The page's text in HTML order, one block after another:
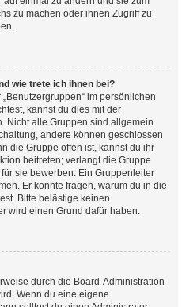
zu machen oder ihnen Zugriff zu
wie trete ich ihnen bei?
im persönlichen
kannst du dies mit der
Nicht alle Gruppen sind allgemein
andere können geschlossen
die Gruppe offen ist, kannst du ihr
beitreten; verlangt die Gruppe
sie bewerben. Ein Gruppenleiter
Er könnte fragen, warum du in die
Bitte belästige keinen
wird einen Grund dafür haben.
durch die Board-Administration
Wenn du eine eigene